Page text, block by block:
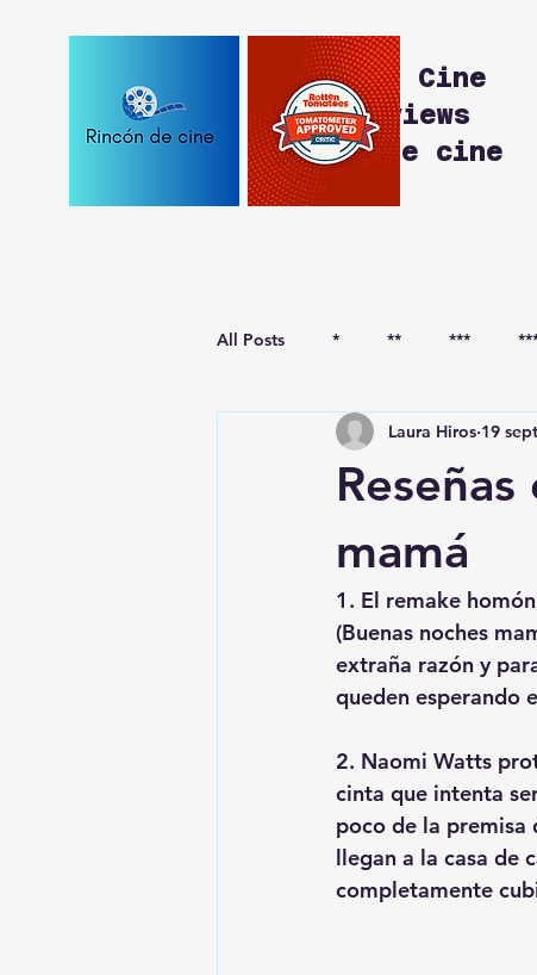
Rincón de Cine
Movie Reviews
Reseñas de cine
All Posts * ** ***
****-
mamá
Laura Hiros 19
1. El remake
(Buenas noches
extraña razón y
queden esperando
2. Naomi Watts
cinta que intenta
poco de la premisa
llegan a la casa de
completamente